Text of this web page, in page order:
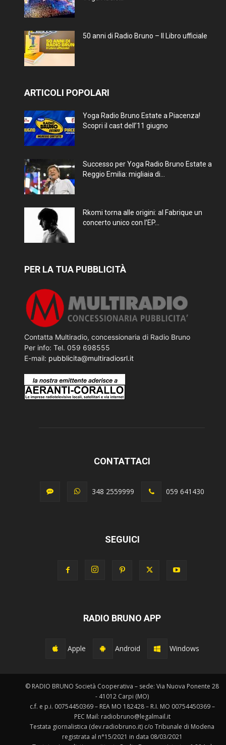
50 anni di Radio Bruno – Il Libro ufficiale
ARTICOLI POPOLARI
Yoga Radio Bruno Estate a Piacenza!
Scopri il cast dell’11 giugno
Successo per Yoga Radio Bruno Estate a
Reggio Emilia: migliaia di...
Rkomi torna alle origini: al Fabrique un
concerto unico con l’EP...
PER LA TUA PUBBLICITÀ
Contatta Multiradio, concessionaria di Radio Bruno
Per info: Tel. 059 698555
E-mail: pubblicita@multiradiosrl.it
CONTATTACI
348 2559999 059 641430
SEGUICI
RADIO BRUNO APP
Apple Android Windows
© RADIO BRUNO Società Cooperativa – sede: Via Nuova Ponente 28
- 41012 Carpi (MO)
c.f. e p.i. 00754450369 – REA MO 182428 – R.I. MO 00754450369 –
PEC Mail: radiobruno@legalmail.it
Testata giornalistica (dev.radiobruno.it) c/o Tribunale di Modena
registrata al n°15/2021 in data 08/03/2021